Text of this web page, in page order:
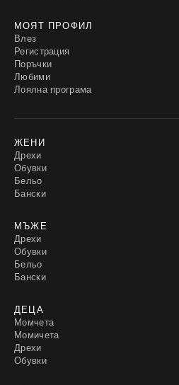
МОЯТ ПРОФИЛ
Влез
Регистрация
Поръчки
Любими
Лоялна програма
ЖЕНИ
Дрехи
Обувки
Бельо
Бански
МЪЖЕ
Дрехи
Обувки
Бельо
Бански
ДЕЦА
Момчета
Момичета
Дрехи
Обувки